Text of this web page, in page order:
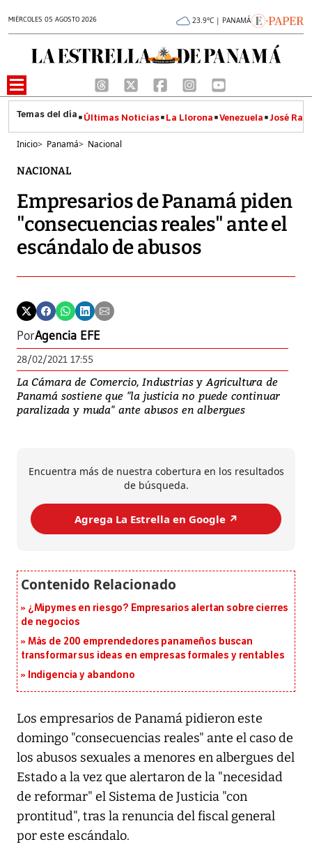
MIÉRCOLES 05 AGOSTO 2026 23.9°C | PANAMÁ
Últimas Noticias La Llorona Venezuela José
Inicio> Panamá> Nacional
NACIONAL
Empresarios de Panamá piden
"consecuencias reales" ante el
escándalo de abusos
PorAgencia EFE
28/02/2021 17:55
La Cámara de Comercio, Industrias y Agricultura de
Panamá sostiene que "la justicia no puede continuar
paralizada y muda" ante abusos en albergues
Encuentra más de nuestra cobertura en los resultados
de búsqueda.
Agrega La Estrella en Google ↗️
¿Mipymes en riesgo? Empresarios alertan sobre cierres
de negocios
Más de 200 emprendedores panameños buscan
transformar sus ideas en empresas formales y rentables
Indigencia y abandono
Los empresarios de Panamá pidieron este
domingo "consecuencias reales" ante el caso de
los abusos sexuales a menores en albergues del
Estado a la vez que alertaron de la "necesidad
de reformar" el Sistema de Justicia "con
prontitud", tras la renuncia del fiscal general
por este escándalo.